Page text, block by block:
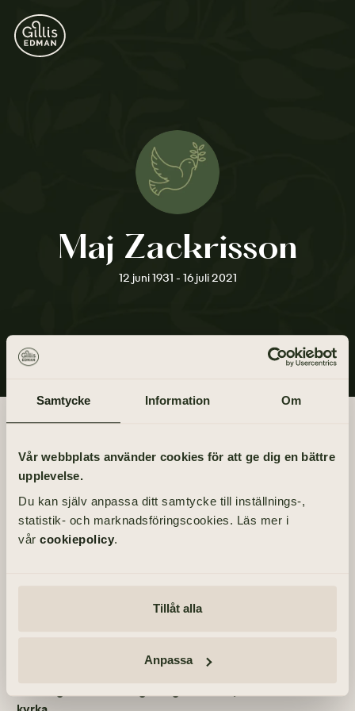
Samtycke Information Om
Vår webbplats använder cookies för att ge dig en bättre
upplevelse.
Du kan själv anpassa ditt samtycke till inställnings-,
statistik- och marknadsföringscookies. Läs mer i
vår cookiepolicy.
Tillåt alla
Anpassa
Maj Zackrisson
12 juni 1931 - 16 juli 2021
Begravningsdagen
BEGRAVNING
Fredag 13 augusti 2021
kl 10.30
PLATS